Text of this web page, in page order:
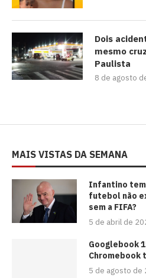
Dois
mesmo
Paulista
8 de agosto
MAIS VISTAS DA SEMANA
⁠Infantino tem
futebol não
sem a FIFA?
5 de abril de
Googlebook
Chromebook
5 de agosto de